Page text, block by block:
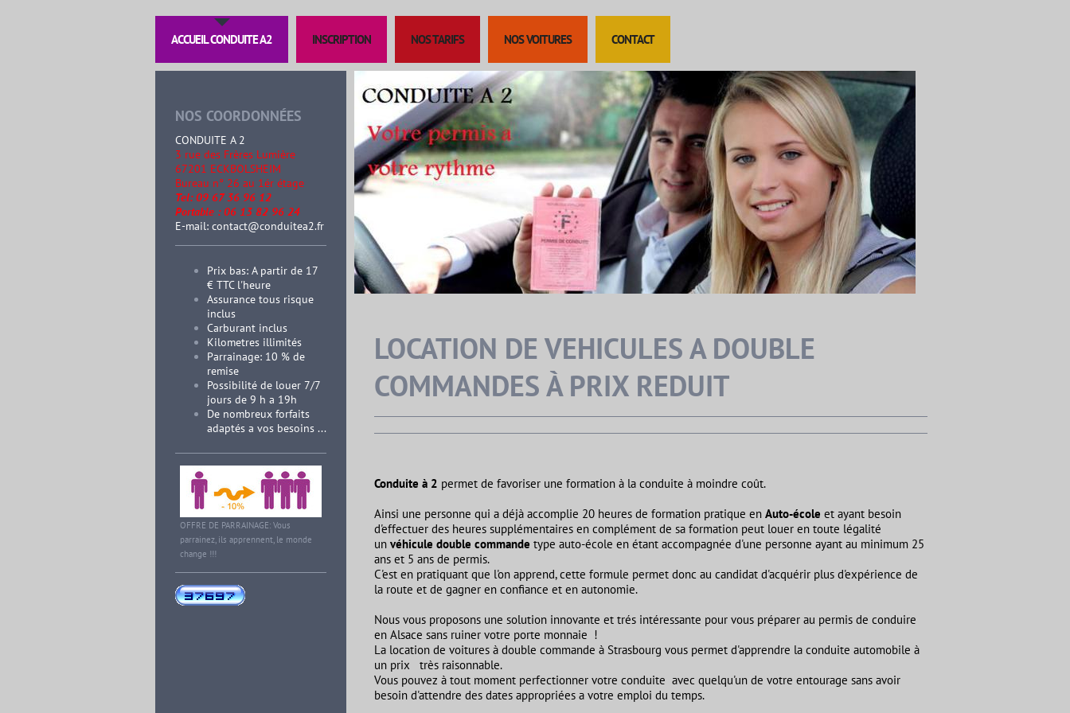
ACCUEIL CONDUITE A2 INSCRIPTION NOS TARIFS NOS VOITURES CONTACT
NOS COORDONNÉES
CONDUITE A 2
3 rue des Frères Lumière
67201 ECKBOLSHEIM
Bureau n° 26 au 1ér étage
Tel: 09 67 36 96 12
Portable : 06 13 82 96 24
E-mail: contact@conduitea2.fr
Prix bas: A partir de 17
€ TTC l'heure
Assurance tous risque
inclus
Carburant inclus
Kilometres illimités
Parrainage: 10 % de
remise
Possibilité de louer 7/7
jours de 9 h a 19h
De nombreux forfaits
adaptés a vos besoins ...
OFFRE DE PARRAINAGE: Vous
parrainez, ils apprennent, le monde
change !!!
LOCATION DE VEHICULES A DOUBLE
COMMANDES À PRIX REDUIT
Conduite à 2 permet de favoriser une formation à la conduite à moindre coût.
Ainsi une personne qui a déjà accomplie 20 heures de formation pratique en Auto-école et ayant besoin
d'effectuer des heures supplémentaires en complément de sa formation peut louer en toute légalité
un véhicule double commande type auto-école en étant accompagnée d'une personne ayant au minimum 25
ans et 5 ans de permis.
C'est en pratiquant que l'on apprend, cette formule permet donc au candidat d'acquérir plus d'expérience de
la route et de gagner en confiance et en autonomie.
Nous vous proposons une solution innovante et trés intéressante pour vous préparer au permis de conduire
en Alsace sans ruiner votre porte monnaie !
La location de voitures à double commande à Strasbourg vous permet d'apprendre la conduite automobile à
un prix très raisonnable.
Vous pouvez à tout moment perfectionner votre conduite avec quelqu'un de votre entourage sans avoir
besoin d'attendre des dates appropriées a votre emploi du temps.